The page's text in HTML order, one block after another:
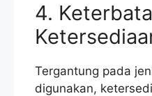
4.
Tergantung pada
digunakan,